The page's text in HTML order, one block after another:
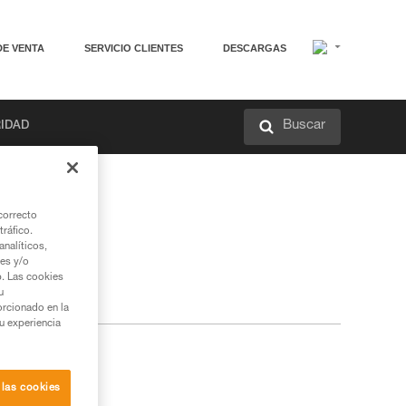
VENTA SERVICIO CLIENTES DESCARGAS
Buscar
y/o
Las cookies
en la
experiencia
cookies